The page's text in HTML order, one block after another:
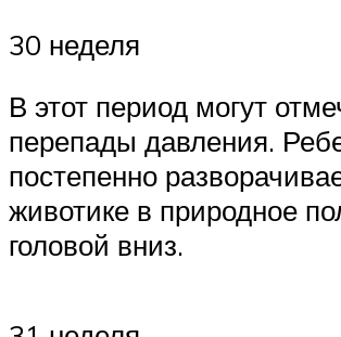
30 неделя
В этот период могут
перепады давления.
постепенно
животике в природное
головой вниз.